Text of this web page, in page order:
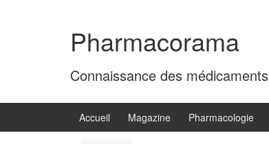
Pharmacorama
Connaissance des médicaments
Accueil Magazine Pharmacologie